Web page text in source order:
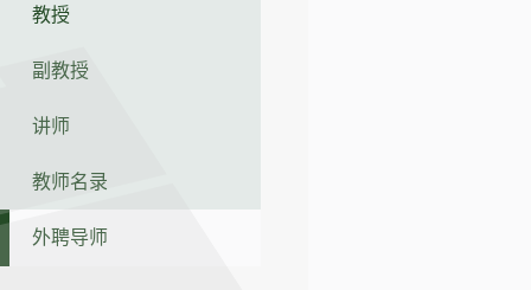
教授
副教授
讲师
教师名录
外聘导师